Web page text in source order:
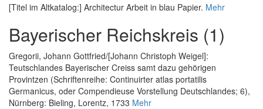
[Titel im Altkatalog:] Architectur Arbeit in blau Papier. Mehr
Bayerischer Reichskreis (1)
Gregorii, Johann Gottfried/[Johann Christoph Weigel]:
Teutschlandes Bayerischer Creiss samt dazu gehörigen
Provintzen (Schriftenreihe: Continuirter atlas portatilis
Germanicus, oder Compendieuse Vorstellung Deutschlandes; 6),
Nürnberg: Bieling, Lorentz, 1733 Mehr